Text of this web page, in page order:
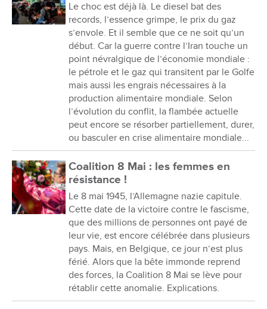
Le choc est déjà là. Le diesel bat des
records, l’essence grimpe, le prix du gaz
s’envole. Et il semble que ce ne soit qu’un
début. Car la guerre contre l’Iran touche un
point névralgique de l’économie mondiale :
le pétrole et le gaz qui transitent par le Golfe
mais aussi les engrais nécessaires à la
production alimentaire mondiale. Selon
l’évolution du conflit, la flambée actuelle
peut encore se résorber partiellement, durer,
ou basculer en crise alimentaire mondiale...
Coalition 8 Mai : les femmes en
résistance !
Le 8 mai 1945, l’Allemagne nazie capitule.
Cette date de la victoire contre le fascisme,
que des millions de personnes ont payé de
leur vie, est encore célébrée dans plusieurs
pays. Mais, en Belgique, ce jour n’est plus
férié. Alors que la bête immonde reprend
des forces, la Coalition 8 Mai se lève pour
rétablir cette anomalie. Explications.